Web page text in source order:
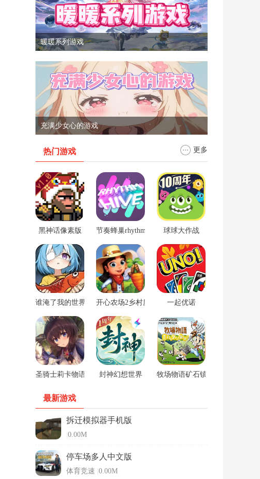
暖暖系列游戏
充满少女心的游戏
热门游戏 更多
黑神话像素版 节奏蜂巢rhythm hive 球球大作战
谁淹了我的世界游戏开心农场2乡村度假中文版一起优诺
圣骑士莉卡物语安卓手游封神幻想世界 牧场物语矿石镇的伙伴们男孩版
最新游戏
拆迁模拟器手机版
0.00M
停车场多人中文版
体育竞速 0.00M